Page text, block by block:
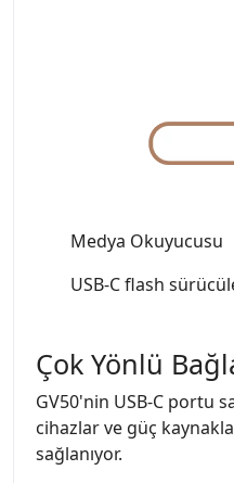
Medya Okuyucusu
USB-C flash
Çok Yönlü
GV50'nin USB-C portu
cihazlar ve güç
sağlanıyor.